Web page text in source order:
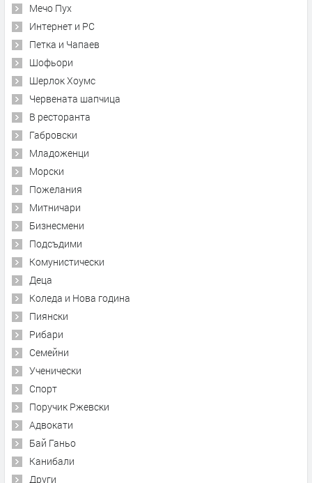
Мечо Пух
Интернет и PC
Петка и Чапаев
Шофьори
Шерлок Хоумс
Червената шапчица
В ресторанта
Габровски
Младоженци
Морски
Пожелания
Митничари
Бизнесмени
Подсъдими
Комунистически
Деца
Коледа и Нова година
Пиянски
Рибари
Семейни
Ученически
Спорт
Поручик Ржевски
Адвокати
Бай Ганьо
Канибали
Други